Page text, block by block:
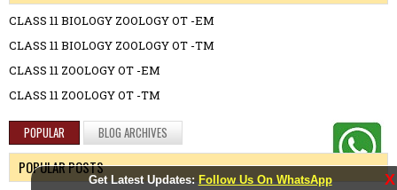
Get Latest Updates:Follow Us On WhatsApp X
CLASS 11 BIOLOGY ZOOLOGY OT -EM
CLASS 11 BIOLOGY ZOOLOGY OT -TM
CLASS 11 ZOOLOGY OT -EM
CLASS 11 ZOOLOGY OT -TM
POPULAR BLOG ARCHIVES
POPULAR POSTS